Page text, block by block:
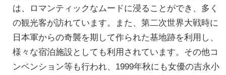
は、ロマンティックなムードに浸ることができ、多く
の観光客が訪れています。また、第二次世界大戦時に
日本軍からの奇襲を期して作られた基地跡を利用し、
様々な宿泊施設としても利用されています。その他コ
ンベンション等も行われ、1999年秋にも女優の吉永小